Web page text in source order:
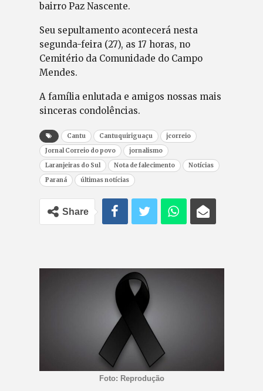
bairro Paz Nascente.
Seu sepultamento acontecerá nesta
segunda-feira (27), as 17 horas, no
Cemitério da Comunidade do Campo
Mendes.
A família enlutada e amigos nossas mais
sinceras condolências.
Cantu Cantuquiriguaçu
jcorreio
Jornal Correio do povo
jornalismo
Laranjeiras do Sul
Nota de falecimento
Notícias
Paraná
últimas notícias
Share
Foto: Reprodução